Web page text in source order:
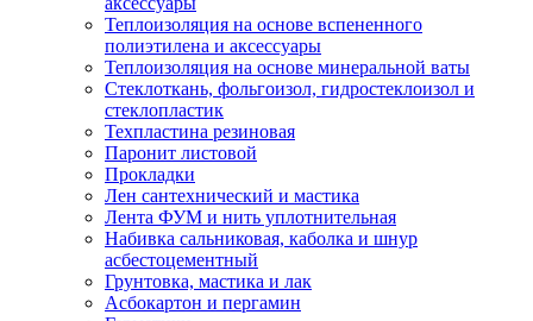
Теплоизоляция на основе вспененного
полиэтилена и аксессуары
Теплоизоляция на основе минеральной ваты
Стеклоткань, фольгоизол, гидростеклоизол и
стеклопластик
Техпластина резиновая
Паронит листовой
Прокладки
Лен сантехнический и мастика
Лента ФУМ и нить уплотнительная
Набивка сальниковая, каболка и шнур
асбестоцементный
Грунтовка, мастика и лак
Асбокартон и пергамин